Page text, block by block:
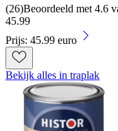
(26)Beoordeeld met 4.6
45.99
Prijs: 45.99 euro
Bekijk alles in traplak